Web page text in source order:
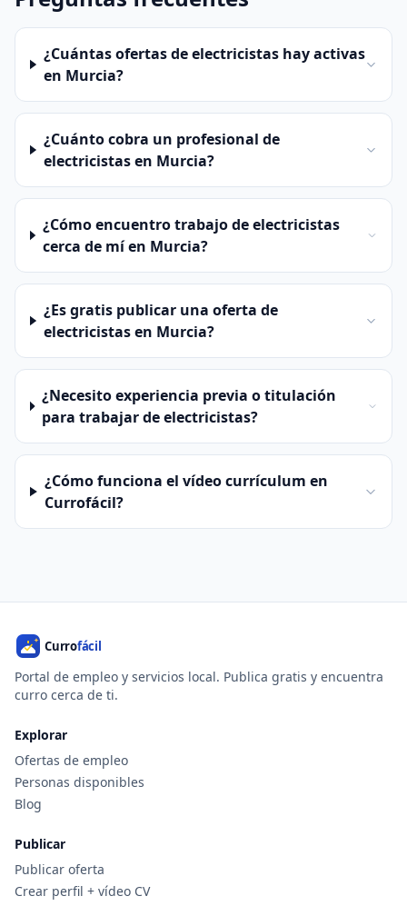
¿Cuántas ofertas de electricistas hay activas
en Murcia?
¿Cuánto cobra un profesional de
electricistas en Murcia?
¿Cómo encuentro trabajo de electricistas
cerca de mí en Murcia?
¿Es gratis publicar una oferta de
electricistas en Murcia?
¿Necesito experiencia previa o titulación
para trabajar de electricistas?
¿Cómo funciona el vídeo currículum en
Currofácil?
Portal de empleo y servicios local. Publica gratis y encuentra
curro cerca de ti.
Explorar
Ofertas de empleo
Personas disponibles
Blog
Publicar
Publicar oferta
Crear perfil + vídeo CV